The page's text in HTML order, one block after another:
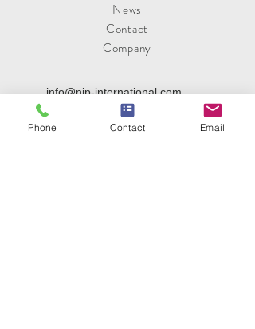
News
Contact
Company
info@nip-international.com
〒371-0825
群馬県前橋市大利根町2-3-9
Phone Contact Email